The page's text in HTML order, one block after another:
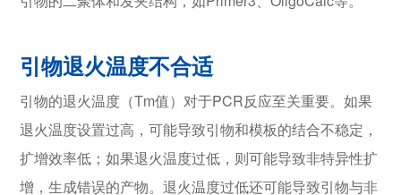
引物退火温度不合适
引物的退火温度（Tm值）对于PCR反应至关重要。如果
退火温度设置过高，可能导致引物和模板的结合不稳定，
扩增效率低；如果退火温度过低，则可能导致非特异性扩
增，生成错误的产物。退火温度过低还可能导致引物与非